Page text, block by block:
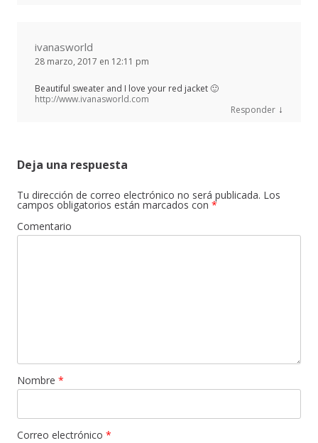
ivanasworld
28 marzo, 2017 en 12:11 pm
Beautiful sweater and I love your red jacket 🙂
http://www.ivanasworld.com
Responder ↓
Deja una respuesta
Tu dirección de correo electrónico no será publicada. Los
campos obligatorios están marcados con *
Comentario
Nombre *
Correo electrónico *